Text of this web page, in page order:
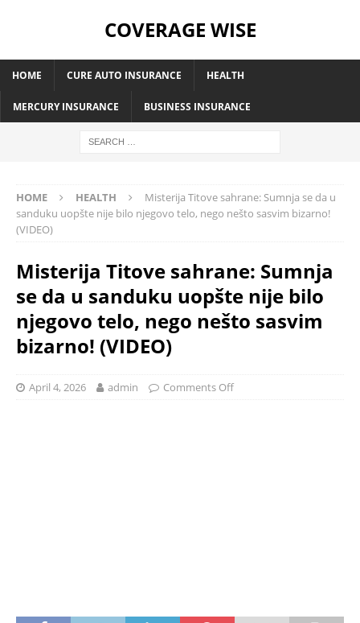
COVERAGE WISE
HOME CURE AUTO INSURANCE HEALTH
MERCURY INSURANCE BUSINESS INSURANCE
HOME HEALTH
Misterija Titove sahrane: Sumnja se da u
sanduku uopšte nije bilo njegovo telo, nego nešto sasvim bizarno!
(VIDEO)
Misterija Titove sahrane: Sumnja
se da u sanduku uopšte nije bilo
njegovo telo, nego nešto sasvim
bizarno! (VIDEO)
April 4, 2026 admin Comments Off